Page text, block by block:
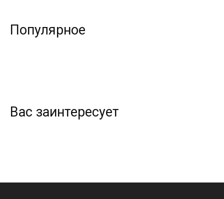
Популярное
Вас заинтересует